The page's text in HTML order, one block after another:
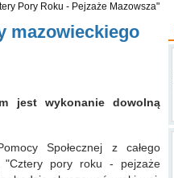
Pory Roku - Pejzaże Mazowsza"
mazowieckiego
jest wykonanie dowolną
Społecznej z całego
"Cztery pory roku - pejzaże